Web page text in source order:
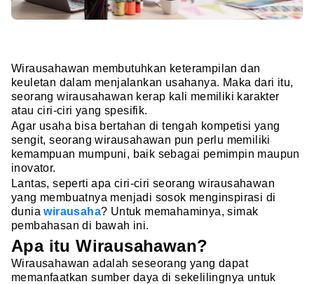
Wirausahawan membutuhkan keterampilan dan
keuletan dalam menjalankan usahanya. Maka dari itu,
seorang wirausahawan kerap kali memiliki karakter
atau ciri-ciri yang spesifik.
Agar usaha bisa bertahan di tengah kompetisi yang
sengit, seorang wirausahawan pun perlu memiliki
kemampuan mumpuni, baik sebagai pemimpin maupun
inovator.
Lantas, seperti apa ciri-ciri seorang wirausahawan
yang membuatnya menjadi sosok menginspirasi di
duniawirausaha? Untuk memahaminya, simak
pembahasan di bawah ini.
Apa itu Wirausahawan?
Wirausahawan adalah seseorang yang dapat
memanfaatkan sumber daya di sekelilingnya untuk